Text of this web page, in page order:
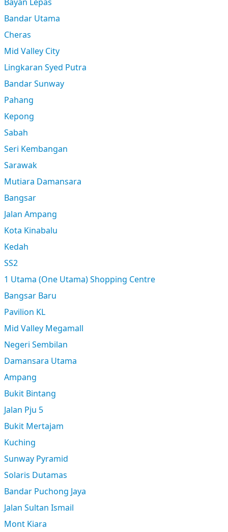
Bandar Utama
Cheras
Mid Valley City
Lingkaran Syed Putra
Bandar Sunway
Pahang
Kepong
Sabah
Seri Kembangan
Sarawak
Mutiara Damansara
Bangsar
Jalan Ampang
Kota Kinabalu
Kedah
SS2
1 Utama (One Utama) Shopping Centre
Bangsar Baru
Pavilion KL
Mid Valley Megamall
Negeri Sembilan
Damansara Utama
Ampang
Bukit Bintang
Jalan Pju 5
Bukit Mertajam
Kuching
Sunway Pyramid
Solaris Dutamas
Bandar Puchong Jaya
Jalan Sultan Ismail
Mont Kiara